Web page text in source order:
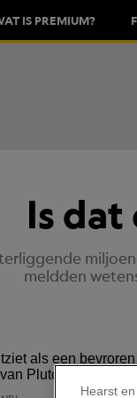
IS PREMIUM?
Is dat
meldden
Hearst